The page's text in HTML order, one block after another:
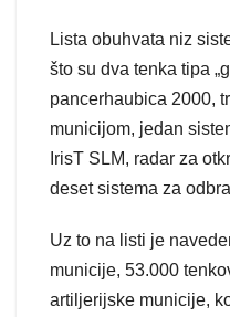
Lista obuhvata niz
što su dva tenka tipa
pancerhaubica 2000,
municijom, jedan
IrisT SLM, radar za
deset sistema za
Uz to na listi je
municije, 53.000
artiljerijske municije,